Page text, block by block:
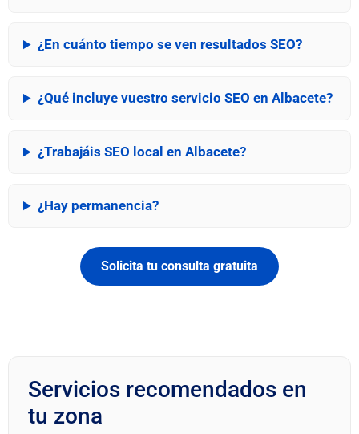
¿En cuánto tiempo se ven resultados SEO?
¿Qué incluye vuestro servicio SEO en Albacete?
¿Trabajáis SEO local en Albacete?
¿Hay permanencia?
Solicita tu consulta gratuita
Servicios recomendados en
tu zona